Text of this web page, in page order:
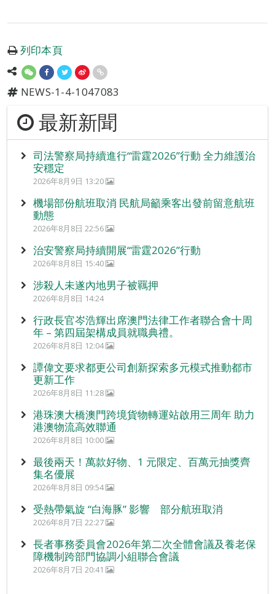
列印本頁
NEWS-1-4-1047083
最新新聞
司法警察局持續進行“雷霆2026”行動 全力維護治
安穩定
2026年8月9日 13:20
機場部份航班取消 民航局籲乘客出發前留意航班
動態
2026年8月8日 22:56
治安警察局持續開展“雷霆2026”行動
2026年8月8日 15:40
涉殺人未遂內地男子被羈押
2026年8月8日 14:24
行政長官岑浩輝出席澳門法律工作者聯合會十周
年 – 第四屆架構成員就職典禮。
2026年8月8日 12:04
譚偉文要求都更公司創新探索多元模式推動都市
更新工作
2026年8月8日 11:28
港珠澳大橋澳門跨境貨物轉運站啟用三周年 助力
港澳物流高效聯通
2026年8月8日 10:00
最後兩天！萬款好物、1 元限定、百萬元抽獎齊
集名優展
2026年8月8日 09:54
受熱帶氣旋 “白海豚” 影響 部分航班取消
2026年8月7日 22:27
長者事務委員會2026年第二次全體會議及養老保
障機制跨部門協調小組聯合會議
2026年8月7日 20:41